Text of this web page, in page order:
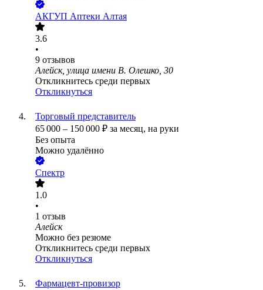
АКГУП Аптеки Алтая
3.6
•
9 отзывов
Алейск, улица имени В. Олешко, 30
Откликнитесь среди первых
Откликнуться
Торговый представитель
65 000 – 150 000 ₽ за месяц, на руки
Без опыта
Можно удалённо
Спектр
1.0
•
1 отзыв
Алейск
Можно без резюме
Откликнитесь среди первых
Откликнуться
Фармацевт-провизор